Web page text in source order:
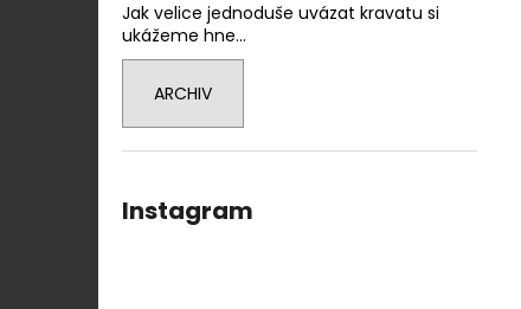
Jak velice jednoduše uvázat kravatu si
ukážeme hne...
ARCHIV
Instagram